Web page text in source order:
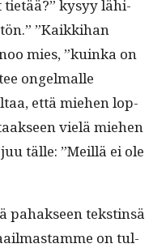
tietää?” kysyy lähi­
”Kaikki­han
mies, ”kuin­ka on
ongel­malle
että miehen lop­
vielä miehen
tälle: ”Meil­lä ei ole
pahak­seen tek­stin­sä
on tul­